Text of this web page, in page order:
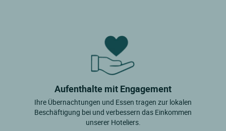
Aufenthalte mit Engagement
Ihre Übernachtungen und Essen tragen zur lokalen
Beschäftigung bei und verbessern das Einkommen
unserer Hoteliers.